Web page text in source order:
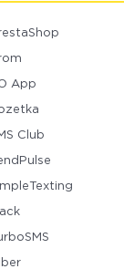
App
Club